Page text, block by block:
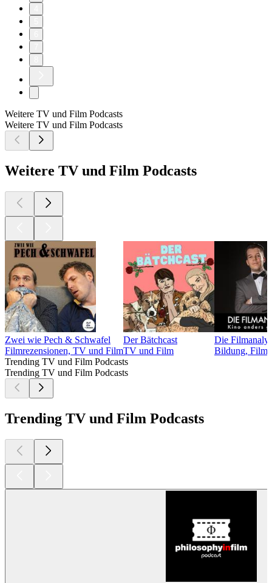
Weitere TV und Film Podcasts
Weitere TV und Film Podcasts
Weitere TV und Film Podcasts
Zwei wie Pech & Schwafel
Filmrezensionen, TV und Film
Der Bätchcast
TV und Film
Die
Bildung,
Trending TV und Film Podcasts
Trending TV und Film Podcasts
Trending TV und Film Podcasts